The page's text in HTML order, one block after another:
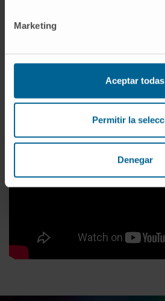
Marketing
Aceptar todas
Permitir la
Denegar
sciences et les laboratoires
Cima et de la Clínica